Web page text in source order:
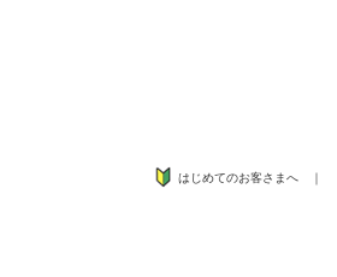
はじめてのお客さまへ ｜